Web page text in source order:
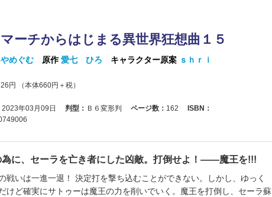
ーチからはじまる異世界狂想曲１５
めぐむ 原作愛七 ひろ キャラクター原案 ｓｈｒｉ
円 （本体660円＋税）
2023年03月09日 判型： Ｂ６変形判 ページ数： 162
ISBN：
為に、セーラを亡き者にした凶敵。打倒せよ！――魔王を!!!
戦いは一進一退！ 決定打を撃ち込むことができない。しかし、ゆっく
けど確実にサトゥーは魔王の力を削いでいく。魔王を打倒し、セーラ蘇